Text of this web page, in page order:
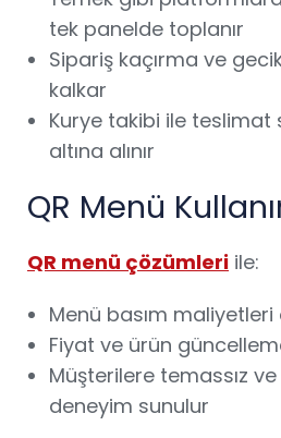
tek panelde toplanır
Sipariş kaçırma ve
kalkar
Kurye takibi ile teslimat
altına alınır
QR Menü
QR menü çözümleri ile:
Menü basım
Fiyat ve ürün
Müşterilere temassız
deneyim sunulur